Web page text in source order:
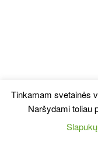
Tinkamam svetainės
Naršydami toliau